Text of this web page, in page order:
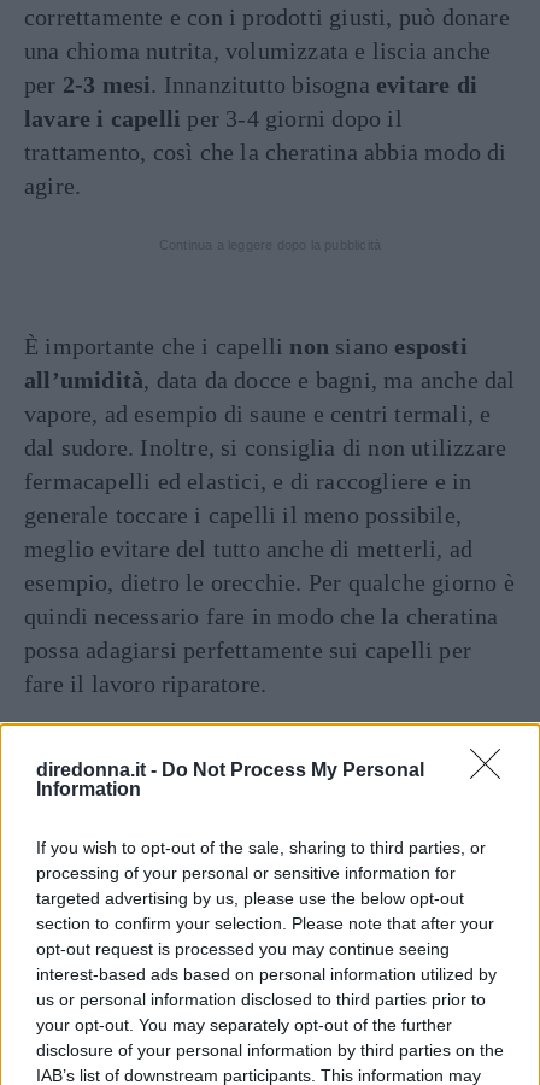
diredonna.it - Do Not Process My Personal
Information
If you wish to opt-out of the sale, sharing to third parties, or
processing of your personal or sensitive information for
targeted advertising by us, please use the below opt-out
section to confirm your selection. Please note that after your
opt-out request is processed you may continue seeing
interest-based ads based on personal information utilized by
us or personal information disclosed to third parties prior to
your opt-out. You may separately opt-out of the further
disclosure of your personal information by third parties on the
IAB’s list of downstream participants. This information may
correttamente e con i prodotti giusti, può donare
una chioma nutrita, volumizzata e liscia anche
per 2-3 mesi. Innanzitutto bisogna evitare di
lavare i capelli per 3-4 giorni dopo il
trattamento, così che la cheratina abbia modo di
agire.
È importante che i capelli non siano esposti
all’umidità, data da docce e bagni, ma anche dal
vapore, ad esempio di saune e centri termali, e
dal sudore. Inoltre, si consiglia di non utilizzare
fermacapelli ed elastici, e di raccogliere e in
generale toccare i capelli il meno possibile,
meglio evitare del tutto anche di metterli, ad
esempio, dietro le orecchie. Per qualche giorno è
quindi necessario fare in modo che la cheratina
possa adagiarsi perfettamente sui capelli per
fare il lavoro riparatore.
Trattamento alla cheratina per
capelli: benefici e risultati
La cheratina dona diversibeneficial benessere
dei capelli, pertanto il trattamento alla cheratina
comporta risultati ottimali ed efficaci. I capelli
risultano più morbidi, luminosi, lisci, sani e
setosi, ma soprattutto più ordinati e facili da
gestire. Questo trattamento è ideale per chi ha i
capelli crespi, poco disciplinati, secchi e